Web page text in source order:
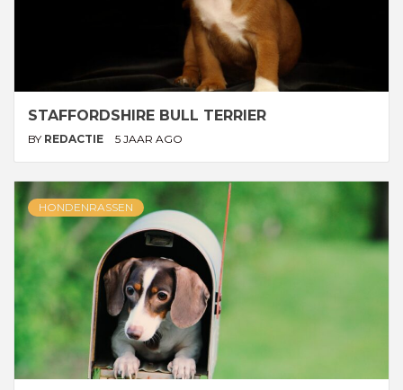
STAFFORDSHIRE BULL TERRIER
BY REDACTIE 5 JAAR AGO
HONDENRASSEN